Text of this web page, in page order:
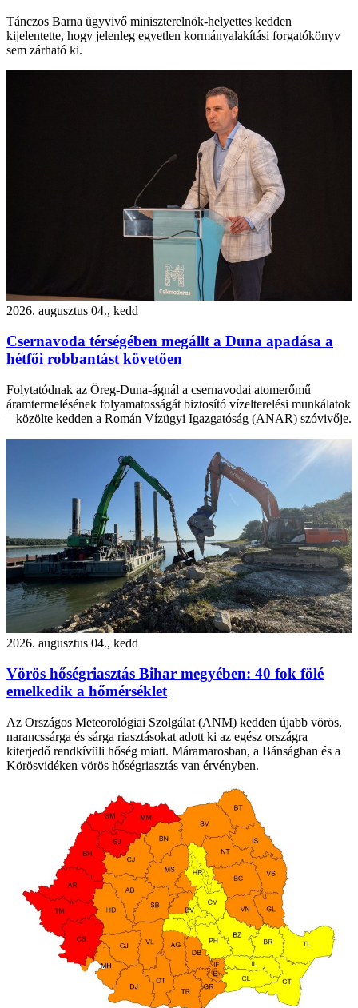
Tánczos Barna ügyvivő miniszterelnök-helyettes kedden
kijelentette, hogy jelenleg egyetlen kormányalakítási forgatókönyv
sem zárható ki.
2026. augusztus 04., kedd
Csernavoda térségében megállt a Duna apadása a
hétfői robbantást követően
Folytatódnak az Öreg-Duna-ágnál a csernavodai atomerőmű
áramtermelésének folyamatosságát biztosító vízelterelési munkálatok
– közölte kedden a Román Vízügyi Igazgatóság (ANAR) szóvivője.
2026. augusztus 04., kedd
Vörös hőségriasztás Bihar megyében: 40 fok fölé
emelkedik a hőmérséklet
Az Országos Meteorológiai Szolgálat (ANM) kedden újabb vörös,
narancssárga és sárga riasztásokat adott ki az egész országra
kiterjedő rendkívüli hőség miatt. Máramarosban, a Bánságban és a
Körösvidéken vörös hőségriasztás van érvényben.